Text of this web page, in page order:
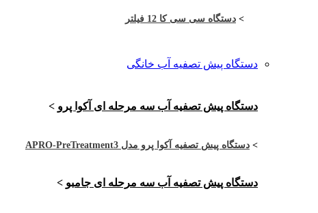
> دستگاه سی سی کا 12 فیلتر
دستگاه پیش تصفیه آب خانگی
دستگاه پیش تصفیه آب سه مرحله ای آکوا پرو >
> دستگاه پیش تصفیه آکوا پرو مدل APRO-PreTreatment3
دستگاه پیش تصفیه آب سه مرحله ای جامبو >